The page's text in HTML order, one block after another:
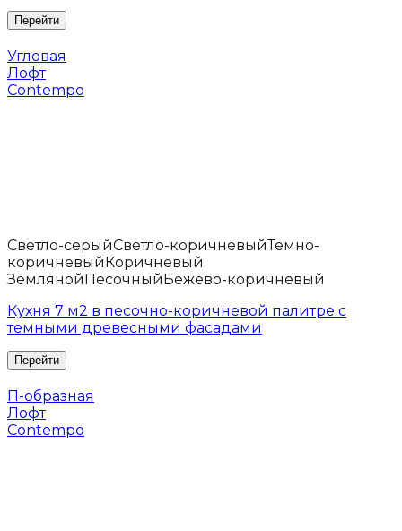
Угловая
Лофт
Contempo
Светло-серыйСветло-коричневыйТемно-
коричневыйКоричневый
ЗемлянойПесочныйБежево-коричневый
Кухня 7 м2 в песочно-коричневой палитре с
темными древесными фасадами
П-образная
Лофт
Contempo